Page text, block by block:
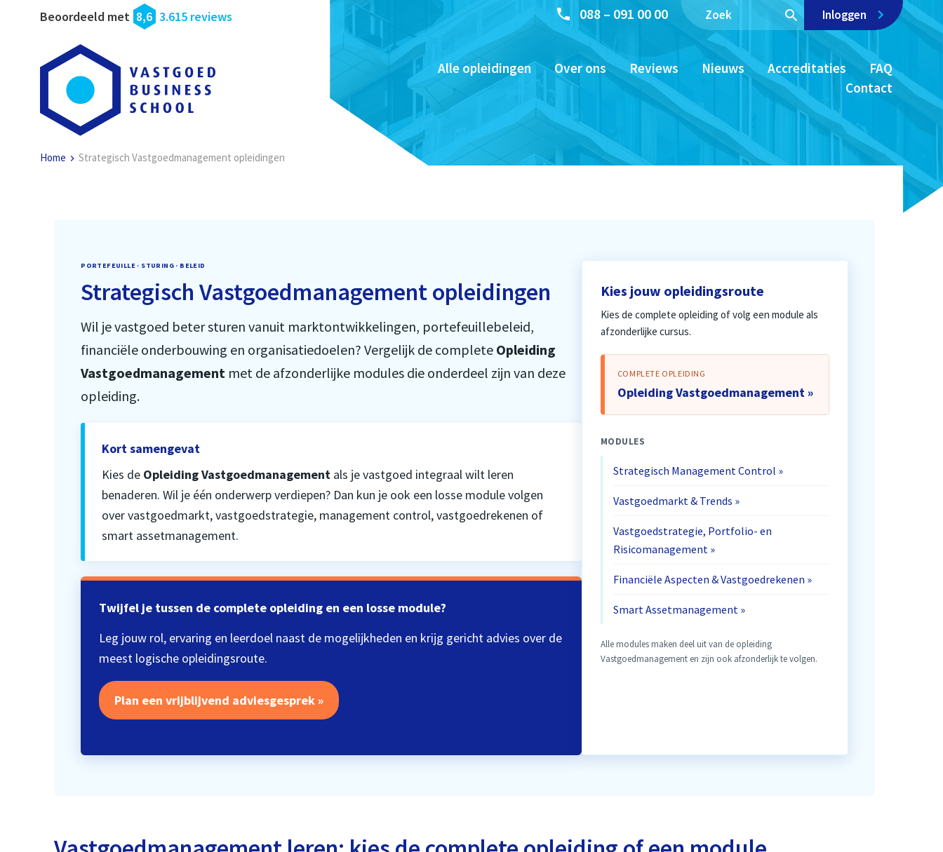
Beoordeeld met 8,6 3.615 reviews 088 – 091 00 00 Inloggen
Alle opleidingen Over ons Reviews Nieuws Accreditaties
FAQ
Contact
Home Strategisch Vastgoedmanagement opleidingen
PORTEFEUILLE · STURING · BELEID
Strategisch Vastgoedmanagement opleidingen
Wil je vastgoed beter sturen vanuit marktontwikkelingen, portefeuillebeleid,
financiële onderbouwing en organisatiedoelen? Vergelijk de complete Opleiding
Vastgoedmanagement met de afzonderlijke modules die onderdeel zijn van deze
opleiding.
Kort samengevat
Kies de Opleiding Vastgoedmanagement als je vastgoed integraal wilt leren
benaderen. Wil je één onderwerp verdiepen? Dan kun je ook een losse module volgen
over vastgoedmarkt, vastgoedstrategie, management control, vastgoedrekenen of
smart assetmanagement.
Twijfel je tussen de complete opleiding en een losse module?
Leg jouw rol, ervaring en leerdoel naast de mogelijkheden en krijg gericht advies over de
meest logische opleidingsroute.
Plan een vrijblijvend adviesgesprek »
Kies jouw opleidingsroute
Kies de complete opleiding of volg een module als
afzonderlijke cursus.
COMPLETE OPLEIDING
Opleiding Vastgoedmanagement »
MODULES
Strategisch Management Control »
Vastgoedmarkt & Trends »
Vastgoedstrategie, Portfolio- en
Risicomanagement »
Financiële Aspecten & Vastgoedrekenen »
Smart Assetmanagement »
Alle modules maken deel uit van de opleiding
Vastgoedmanagement en zijn ook afzonderlijk te volgen.